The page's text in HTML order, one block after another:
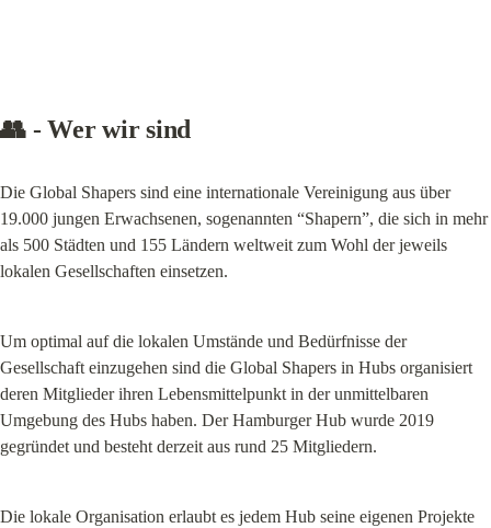
👥 - Wer wir sind
Die Global Shapers sind eine internationale Vereinigung aus über
19.000 jungen Erwachsenen, sogenannten “Shapern”, die sich in mehr
als 500 Städten und 155 Ländern weltweit zum Wohl der jeweils
lokalen Gesellschaften einsetzen.
Um optimal auf die lokalen Umstände und Bedürfnisse der
Gesellschaft einzugehen sind die Global Shapers in Hubs organisiert
deren Mitglieder ihren Lebensmittelpunkt in der unmittelbaren
Umgebung des Hubs haben. Der Hamburger Hub wurde 2019
gegründet und besteht derzeit aus rund 25 Mitgliedern.
Die lokale Organisation erlaubt es jedem Hub seine eigenen Projekte